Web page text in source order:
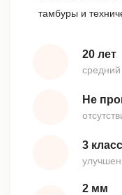
тамбуры и
20 лет
Не
3
2 мм